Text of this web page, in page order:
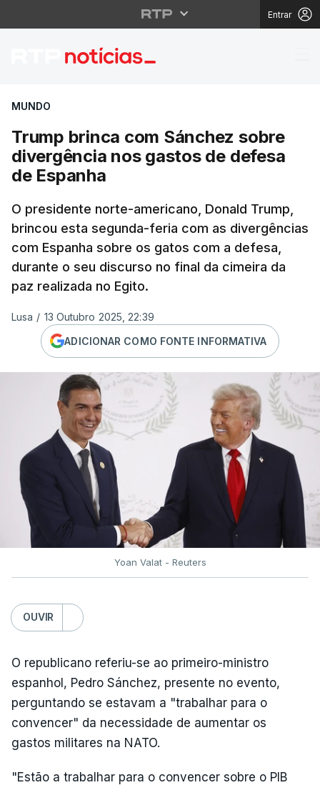
Entrar
Trump brinca com
MUNDO
Trump brinca com Sánchez sobre
divergência nos gastos de defesa
de Espanha
O presidente norte-americano, Donald Trump,
brincou esta segunda-feria com as divergências
com Espanha sobre os gatos com a defesa,
durante o seu discurso no final da cimeira da
paz realizada no Egito.
Lusa / 13 Outubro 2025, 22:39
ADICIONAR COMO FONTE INFORMATIVA
Yoan Valat - Reuters
OUVIR
O republicano referiu-se ao primeiro-ministro
espanhol, Pedro Sánchez, presente no evento,
perguntando se estavam a "trabalhar para o
convencer" da necessidade de aumentar os
gastos militares na NATO.
"Estão a trabalhar para o convencer sobre o PIB